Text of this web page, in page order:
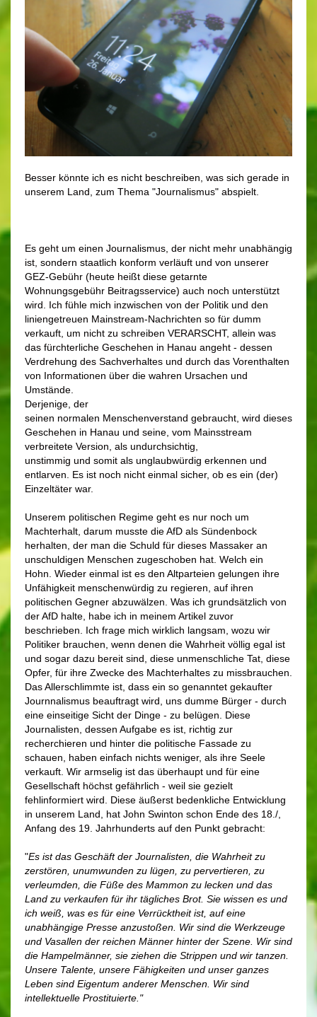
Besser könnte ich es nicht beschreiben, was sich gerade in
unserem Land, zum Thema "Journalismus" abspielt.
Es geht um einen Journalismus, der nicht mehr unabhängig
ist, sondern staatlich konform verläuft und von unserer
GEZ-Gebühr (heute heißt diese getarnte
Wohnungsgebühr Beitragsservice) auch noch unterstützt
wird. Ich fühle mich inzwischen von der Politik und den
liniengetreuen Mainstream-Nachrichten so für dumm
verkauft, um nicht zu schreiben VERARSCHT, allein was
das fürchterliche Geschehen in Hanau angeht - dessen
Verdrehung des Sachverhaltes und durch das Vorenthalten
von Informationen über die wahren Ursachen und
Umstände.
Derjenige, der
seinen normalen Menschenverstand gebraucht, wird dieses
Geschehen in Hanau und seine, vom Mainsstream
verbreitete Version, als undurchsichtig,
unstimmig und somit als unglaubwürdig erkennen und
entlarven. Es ist noch nicht einmal sicher, ob es ein (der)
Einzeltäter war.
Unserem politischen Regime geht es nur noch um
Machterhalt, darum musste die AfD als Sündenbock
herhalten, der man die Schuld für dieses Massaker an
unschuldigen Menschen zugeschoben hat. Welch ein
Hohn. Wieder einmal ist es den Altparteien gelungen ihre
Unfähigkeit menschenwürdig zu regieren, auf ihren
politischen Gegner abzuwälzen. Was ich grundsätzlich von
der AfD halte, habe ich in meinem Artikel zuvor
beschrieben. Ich frage mich wirklich langsam, wozu wir
Politiker brauchen, wenn denen die Wahrheit völlig egal ist
und sogar dazu bereit sind, diese unmenschliche Tat, diese
Opfer, für ihre Zwecke des Machterhaltes zu missbrauchen.
Das Allerschlimmte ist, dass ein so genanntet gekaufter
Journnalismus beauftragt wird, uns dumme Bürger - durch
eine einseitige Sicht der Dinge - zu belügen. Diese
Journalisten, dessen Aufgabe es ist, richtig zur
recherchieren und hinter die politische Fassade zu
schauen, haben einfach nichts weniger, als ihre Seele
verkauft. Wir armselig ist das überhaupt und für eine
Gesellschaft höchst gefährlich - weil sie gezielt
fehlinformiert wird. Diese äußerst bedenkliche Entwicklung
in unserem Land, hat John Swinton schon Ende des 18./,
Anfang des 19. Jahrhunderts auf den Punkt gebracht:
"Es ist das Geschäft der Journalisten, die Wahrheit zu
zerstören, unumwunden zu lügen, zu pervertieren, zu
verleumden, die Füße des Mammon zu lecken und das
Land zu verkaufen für ihr tägliches Brot. Sie wissen es und
ich weiß, was es für eine Verrücktheit ist, auf eine
unabhängige Presse anzustoßen. Wir sind die Werkzeuge
und Vasallen der reichen Männer hinter der Szene. Wir sind
die Hampelmänner, sie ziehen die Strippen und wir tanzen.
Unsere Talente, unsere Fähigkeiten und unser ganzes
Leben sind Eigentum anderer Menschen. Wir sind
intellektuelle Prostituierte."